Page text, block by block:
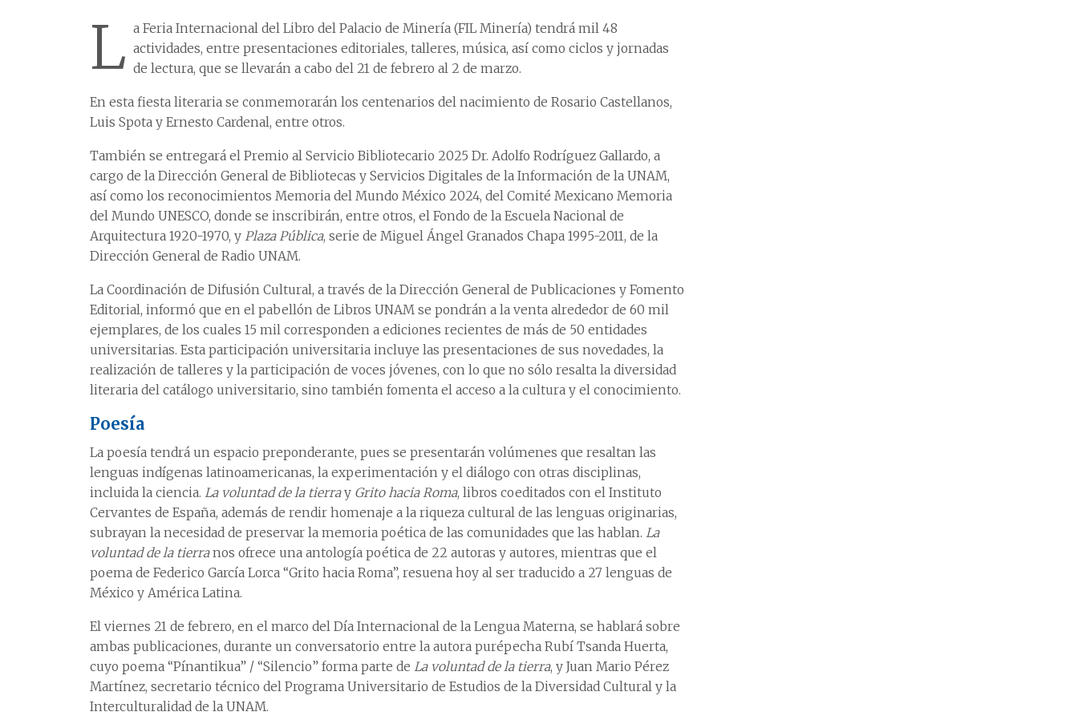
L a Feria Internacional del Libro del Palacio de Minería (FIL Minería) tendrá mil 48
actividades, entre presentaciones editoriales, talleres, música, así como ciclos y jornadas
de lectura, que se llevarán a cabo del 21 de febrero al 2 de marzo.
En esta fiesta literaria se conmemorarán los centenarios del nacimiento de Rosario Castellanos,
Luis Spota y Ernesto Cardenal, entre otros.
También se entregará el Premio al Servicio Bibliotecario 2025 Dr. Adolfo Rodríguez Gallardo, a
cargo de la Dirección General de Bibliotecas y Servicios Digitales de la Información de la UNAM,
así como los reconocimientos Memoria del Mundo México 2024, del Comité Mexicano Memoria
del Mundo UNESCO, donde se inscribirán, entre otros, el Fondo de la Escuela Nacional de
Arquitectura 1920-1970, y Plaza Pública, serie de Miguel Ángel Granados Chapa 1995-2011, de la
Dirección General de Radio UNAM.
La Coordinación de Difusión Cultural, a través de la Dirección General de Publicaciones y Fomento
Editorial, informó que en el pabellón de Libros UNAM se pondrán a la venta alrededor de 60 mil
ejemplares, de los cuales 15 mil corresponden a ediciones recientes de más de 50 entidades
universitarias. Esta participación universitaria incluye las presentaciones de sus novedades, la
realización de talleres y la participación de voces jóvenes, con lo que no sólo resalta la diversidad
literaria del catálogo universitario, sino también fomenta el acceso a la cultura y el conocimiento.
Poesía
La poesía tendrá un espacio preponderante, pues se presentarán volúmenes que resaltan las
lenguas indígenas latinoamericanas, la experimentación y el diálogo con otras disciplinas,
incluida la ciencia. La voluntad de la tierray Grito hacia Roma, libros coeditados con el Instituto
Cervantes de España, además de rendir homenaje a la riqueza cultural de las lenguas originarias,
subrayan la necesidad de preservar la memoria poética de las comunidades que las hablan. La
voluntad de la tierranos ofrece una antología poética de 22 autoras y autores, mientras que el
poema de Federico García Lorca “Grito hacia Roma”, resuena hoy al ser traducido a 27 lenguas de
México y América Latina.
El viernes 21 de febrero, en el marco del Día Internacional de la Lengua Materna, se hablará sobre
ambas publicaciones, durante un conversatorio entre la autora purépecha Rubí Tsanda Huerta,
cuyo poema “Pínantikua” / “Silencio” forma parte de La voluntad de la tierra, y Juan Mario Pérez
Martínez, secretario técnico del Programa Universitario de Estudios de la Diversidad Cultural y la
Interculturalidad de la UNAM.